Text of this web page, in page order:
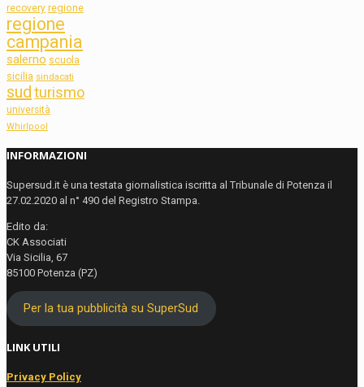
recovery regione
regione
campania
salerno scuola
sicilia sindacati
sudturismo
università
Whirlpool
INFORMAZIONI
Supersud.it è una testata giornalistica iscritta al Tribunale di Potenza il
27.02.2020 al n° 490 del Registro Stampa.
Edito da:
CK Associati
Via Sicilia, 67
85100 Potenza (PZ)
Per la tua pubblicità su SuperSud
LINK UTILI
Privacy Policy